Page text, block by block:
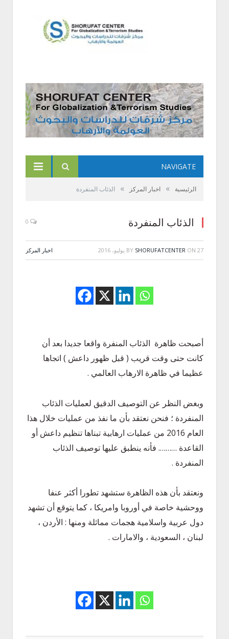
NAVIGATE
الرئيسية » اخبار المركز » الذئاب المنفردة
الذئاب المنفردة
BY SHORUFATCENTER ON 27 يوليو، 2016 اخبار المركز
أصبحت ظاهرة الذئاب المنفرة واقعا جديدا بعد أن
كانت حتى وقت قريب ( قبل ظهور داعش ) اتجاها
عظيما في ظاهرة الارهاب العالمي .
وبغض النظر عن التوصيف الدقيق لعمليات الذئاب
المنفردة ؛ فنحن نعتقد بأن ما نفذ من عمليات خلال هذا
العام 2016 من عمليات ارهابية تبناها تنظيم داعش أو
القاعدة ………. فأنه ينطبق عليها توصيف الذئاب
المنفردة .
ونعتقد بأن هذه الظاهرة ستشهد تطورا أكثر عنفا
ووحشية خاصة في أوروبا وامريكا ، كما يتوقع أن تشهد
دول عربية واسلامية هجمات مماثلة ومنها : الأردن ،
لبنان ، السعودية ، والامارات .